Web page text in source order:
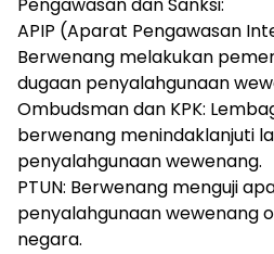
Pengawasan dan Sanksi:
APIP (Aparat Pengawasan
Berwenang melakukan
dugaan penyalahgunaan
Ombudsman dan KPK:
berwenang menindaklanjuti
penyalahgunaan wewenang.
PTUN: Berwenang menguji
penyalahgunaan wewenang
negara.